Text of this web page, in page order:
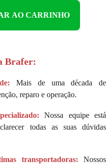
AO CARRINHO
Brafer:
Mais de uma década de
reparo e operação.
Nossa equipe está
todas as suas dúvidas
transportadoras:
Nossos